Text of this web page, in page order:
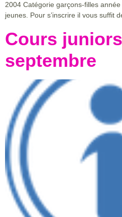
2004 Catégorie garçons-filles
jeunes. Pour s’inscrire il vous suffit
Cours
septembre